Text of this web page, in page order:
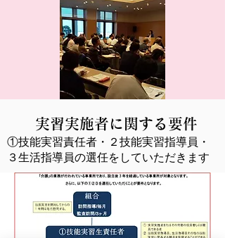
実習実施者に関する要件
①技能実習責任者・２技能実習指導員・
３生活指導員の選任をしていただきます